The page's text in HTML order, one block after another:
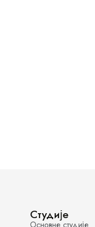
Студије